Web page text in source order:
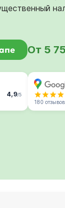
От 5
4,9/5
180 отзывов